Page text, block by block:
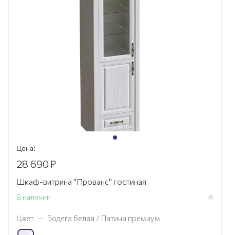
Цена:
28 690₽
Шкаф-витрина "Прованс" гостиная
В наличии
Цвет — Бодега белая / Патина премиум